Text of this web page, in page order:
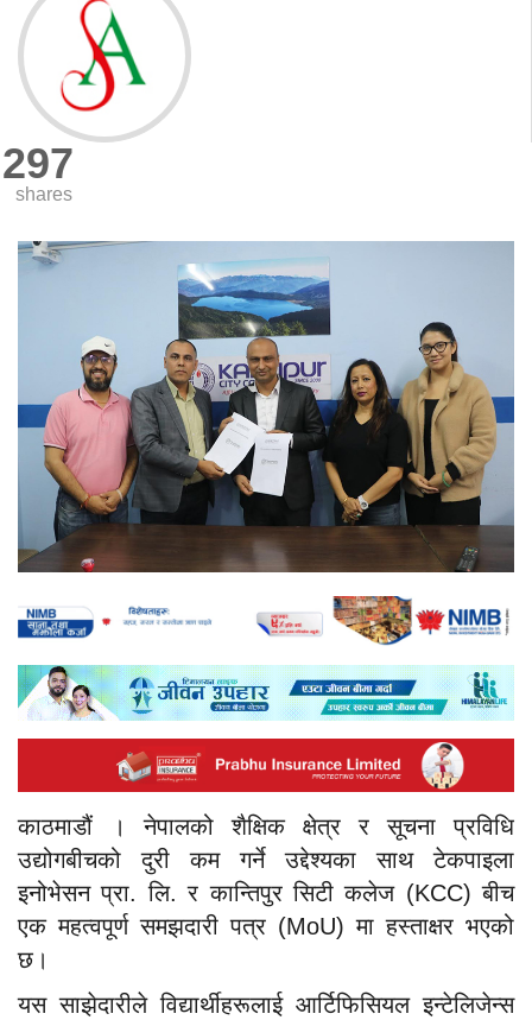
297
shares
काठमाडौं । नेपालको शैक्षिक क्षेत्र र सूचना प्रविधि
उद्योगबीचको दुरी कम गर्ने उद्देश्यका साथ टेकपाइला
इनोभेसन प्रा. लि. र कान्तिपुर सिटी कलेज (KCC) बीच
एक महत्वपूर्ण समझदारी पत्र (MoU) मा हस्ताक्षर भएको
छ।
यस साझेदारीले विद्यार्थीहरूलाई आर्टिफिसियल इन्टेलिजेन्स